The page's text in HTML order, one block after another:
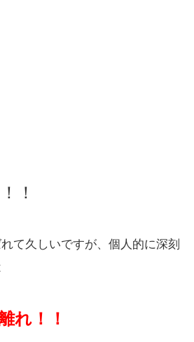
！
て久しいですが、個人的に深刻
れ！！